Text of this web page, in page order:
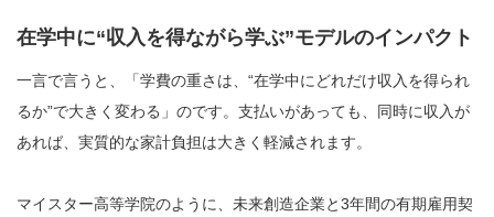
在学中に“収入を得ながら学ぶ”モデルのインパクト
一言で言うと、「学費の重さは、“在学中にどれだけ収入を得られ
るか”で大きく変わる」のです。支払いがあっても、同時に収入が
あれば、実質的な家計負担は大きく軽減されます。
マイスター高等学院のように、未来創造企業と3年間の有期雇用契